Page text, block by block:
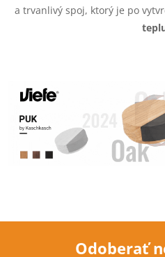
ý
a trvanlivý spoj, ktorý je po
Odoberať